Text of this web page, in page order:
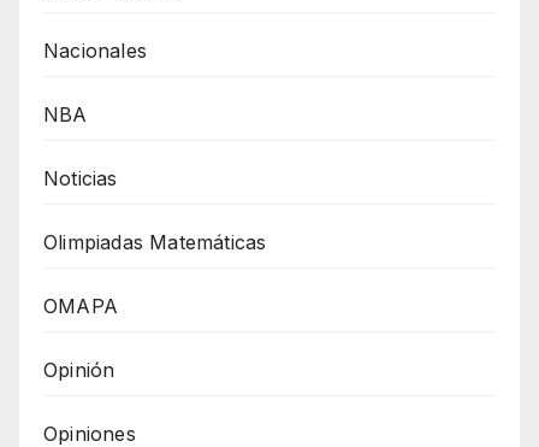
Nacionales
NBA
Noticias
Olimpiadas Matemáticas
OMAPA
Opinión
Opiniones